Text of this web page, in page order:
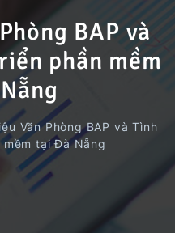
BAP và
phần mềm
Văn Phòng BAP và Tình
tại Đà Nẵng